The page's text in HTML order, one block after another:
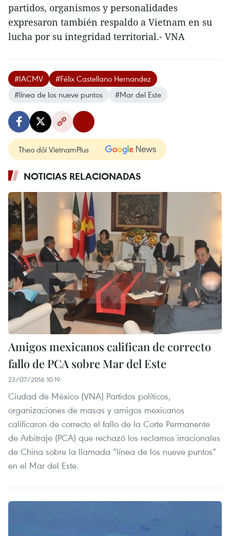
partidos, organismos y personalidades
expresaron también respaldo a Vietnam en su
lucha por su integridad territorial.- VNA
#IACMV
#Félix Castellano Hernandez
#línea de los nueve puntos
#Mar del Este
Theo dõi VietnamPlus
NOTICIAS RELACIONADAS
Amigos mexicanos califican de correcto
fallo de PCA sobre Mar del Este
23/07/2016 10:19
Ciudad de México​ (VNA) Partidos políticos,
organizaciones de masas y amigos mexicanos
calificaron de correcto el fallo de la Corte Permanente
de Arbitraje (PCA) que rechazó los reclamos irracionales
de China sobre la llamada “línea de los nueve puntos”
en el Mar del Este.